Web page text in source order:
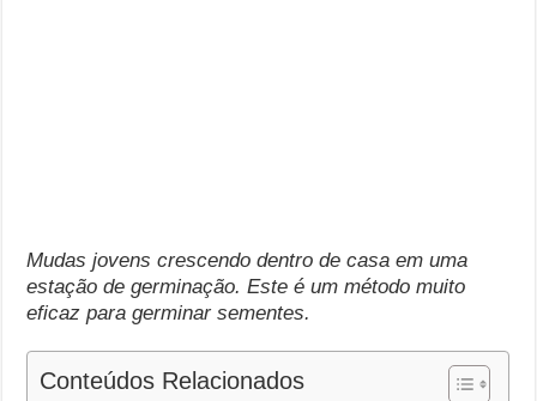
Mudas jovens crescendo dentro de casa em uma
estação de germinação. Este é um método muito
eficaz para germinar sementes.
Conteúdos Relacionados